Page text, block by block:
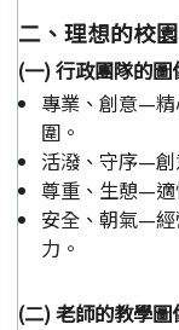
二、理想的校
(一) 行政團隊的圖
專業、創意—精
圍。
活潑、守序—創
尊重、生憩—適
安全、朝氣—經
力。
(二) 老師的教學圖